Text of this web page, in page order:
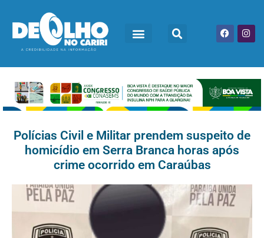
Polícias Civil e Militar prendem suspeito de
homicídio em Serra Branca horas após
crime ocorrido em Caraúbas